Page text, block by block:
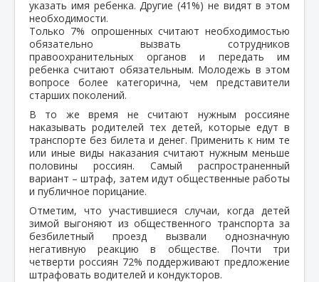
указать имя ребенка. Другие (41%) не видят в этом
необходимости.
Только 7% опрошенных считают необходимостью
обязательно вызвать сотрудников
правоохранительных органов и передать им
ребенка считают обязательным. Молодежь в этом
вопросе более категорична, чем представители
старших поколений.
В то же время не считают нужным россияне
наказывать родителей тех детей, которые едут в
транспорте без билета и денег. Применить к ним те
или иные виды наказания считают нужным меньше
половины россиян. Самый распространенный
вариант – штраф, затем идут общественные работы
и публичное порицание.
Отметим, что участившиеся случаи, когда детей
зимой выгоняют из общественного транспорта за
безбилетный проезд вызвали однозначную
негативную реакцию в обществе. Почти три
четверти россиян 72% поддерживают предложение
штрафовать водителей и кондукторов.